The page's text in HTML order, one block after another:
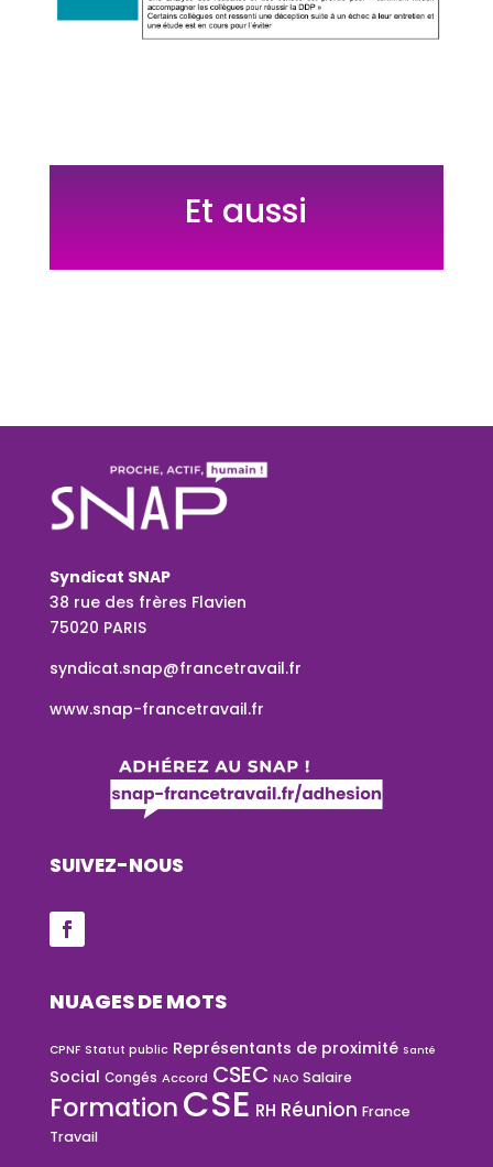
Et aussi
Syndicat SNAP
38 rue des frères Flavien
75020 PARIS
syndicat.snap@francetravail.fr
www.snap-francetravail.fr
SUIVEZ-NOUS
NUAGES DE MOTS
CPNF Statut public Représentants de proximité Santé
Social Congés Accord CSEC NAO Salaire
FormationCSE RH Réunion France
Travail